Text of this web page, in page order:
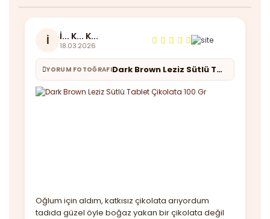
İ İ... K... K...
18.03.2026
YORUM FOTOĞRAFI Dark Brown Leziz Sütlü Tablet Çikolata 100 Gr
Oğlum için aldım, katkısız çikolata arıyordum
tadıda güzel öyle boğaz yakan bir çikolata değil